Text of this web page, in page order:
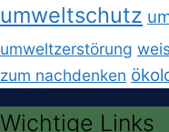
umweltschutz
umweltzerstörung
zum nachdenken
Wichtige Links